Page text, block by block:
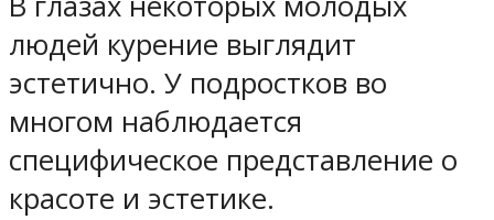
людей курение выглядит
эстетично. У подростков во
многом наблюдается
специфическое представление о
красоте и эстетике.